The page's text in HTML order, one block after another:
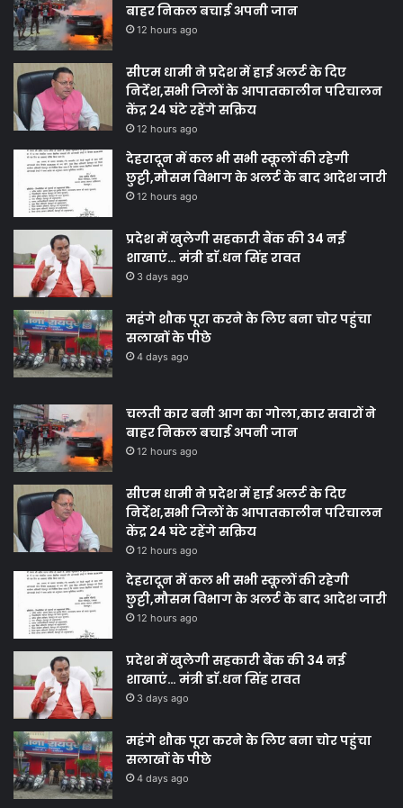
बाहर निकल बचाई अपनी जान
12 hours ago
सीएम धामी ने प्रदेश में हाई अलर्ट के दिए
निर्देश,सभी जिलों के आपातकालीन परिचालन
केंद्र 24 घंटे रहेंगे सक्रिय
12 hours ago
देहरादून में कल भी सभी स्कूलों की रहेगी
छुट्टी,मौसम विभाग के अलर्ट के बाद आदेश जारी
12 hours ago
प्रदेश में खुलेगी सहकारी बैंक की 34 नई
शाखाएं… मंत्री डाॅ.धन सिंह रावत
3 days ago
महंगे शौक पूरा करने के लिए बना चोर पहुंचा
सलाखों के पीछे
4 days ago
चलती कार बनी आग का गोला,कार सवारों ने
बाहर निकल बचाई अपनी जान
12 hours ago
सीएम धामी ने प्रदेश में हाई अलर्ट के दिए
निर्देश,सभी जिलों के आपातकालीन परिचालन
केंद्र 24 घंटे रहेंगे सक्रिय
12 hours ago
देहरादून में कल भी सभी स्कूलों की रहेगी
छुट्टी,मौसम विभाग के अलर्ट के बाद आदेश जारी
12 hours ago
प्रदेश में खुलेगी सहकारी बैंक की 34 नई
शाखाएं… मंत्री डाॅ.धन सिंह रावत
3 days ago
महंगे शौक पूरा करने के लिए बना चोर पहुंचा
सलाखों के पीछे
4 days ago